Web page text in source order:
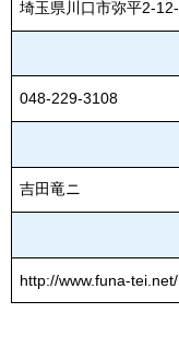
埼玉県川口市弥平2-
048-229-3108
吉田竜ニ
http://www.funa-tei.net/